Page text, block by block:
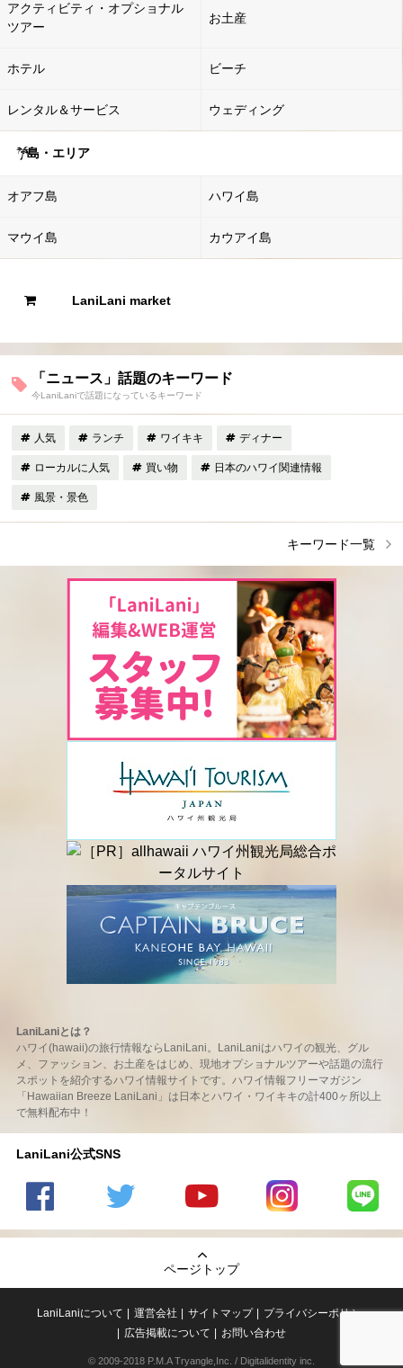
アクティビティ・オプショナル
ツアー
お土産
ホテル ビーチ
レンタル＆サービス ウェディング
島・エリア
オアフ島 ハワイ島
マウイ島 カウアイ島
LaniLani market
「ニュース」話題のキーワード
今LaniLaniで話題になっているキーワード
人気 ランチ ワイキキ ディナー
ローカルに人気 買い物 日本のハワイ関連情報
風景・景色
キーワード一覧
LaniLaniとは？
ハワイ(hawaii)の旅行情報ならLaniLani。LaniLaniはハワイの観光、グル
メ、ファッション、お土産をはじめ、現地オプショナルツアーや話題の流行
スポットを紹介するハワイ情報サイトです。ハワイ情報フリーマガジン
「Hawaiian Breeze LaniLani」は日本とハワイ・ワイキキの計400ヶ所以上
で無料配布中！
LaniLani公式SNS
の
のtwitter
の
Youtube
チャンネ
ページトップ
LaniLaniについて 運営会社 サイトマップ
プライバシーポリシー
広告掲載について
お問い合わせ
© 2009-2018 P.M.A Tryangle,Inc. / Digitalidentity inc.